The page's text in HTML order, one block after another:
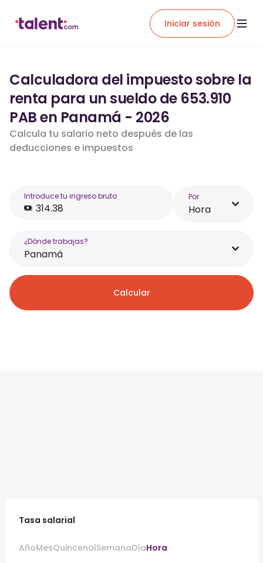
Iniciar sesión
Calculadora del impuesto sobre la
renta para un sueldo de 653.910
PAB en Panamá - 2026
Calcula tu salario neto después de las
deducciones e impuestos
Introduce tu ingreso bruto Por
Hora
¿Dónde trabajas?
Panamá
Calcular
Tasa salarial
AñoMesQuincenalSemanaDíaHora